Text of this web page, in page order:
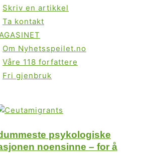
Skriv en artikkel
Ta kontakt
Om Nyhetsspeilet.no
Våre 118 forfattere
Fri gjenbruk
psykologiske
noensinne – for å